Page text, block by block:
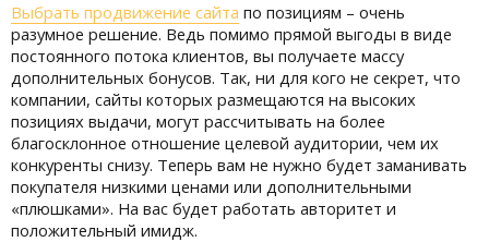
Выбрать продвижение сайта по позициям – очень
разумное решение. Ведь помимо прямой выгоды в виде
постоянного потока клиентов, вы получаете массу
дополнительных бонусов. Так, ни для кого не секрет, что
компании, сайты которых размещаются на высоких
позициях выдачи, могут рассчитывать на более
благосклонное отношение целевой аудитории, чем их
конкуренты снизу. Теперь вам не нужно будет заманивать
покупателя низкими ценами или дополнительными
«плюшками». На вас будет работать авторитет и
положительный имидж.